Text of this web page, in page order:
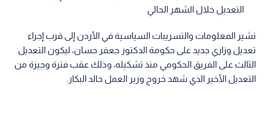
التعديل خلال الشهر الحالي
تشير المعلومات والتسريبات السياسية في الأردن إلى قرب إجراء
تعديل وزاري جديد على حكومة الدكتور جعفر حسان، ليكون التعديل
الثالث على الفريق الحكومي منذ تشكيله، وذلك عقب فترة وجيزة من
التعديل الأخير الذي شهد خروج وزير العمل خالد البكار.